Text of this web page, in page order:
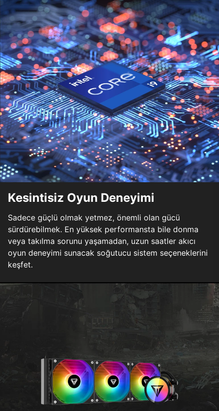
Kesintisiz Oyun Deneyimi
Sadece güçlü olmak yetmez, önemli olan gücü
sürdürebilmek. En yüksek performansta bile donma
veya takılma sorunu yaşamadan, uzun saatler akıcı
oyun deneyimi sunacak soğutucu sistem seçeneklerini
keşfet.